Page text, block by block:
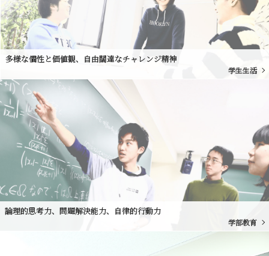
多様な個性と価値観、自由闊達なチャレンジ精神
学生生活
論理的思考力、問題解決能力、自律的行動力
学部教育